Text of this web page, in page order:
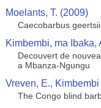
Moelants, T. (2009)
Caecobarbus geertsii
Kimbembi, ma Ibaka,
Decouvert de
a Mbanza-Ngungu
Vreven, E.,
The Congo blind